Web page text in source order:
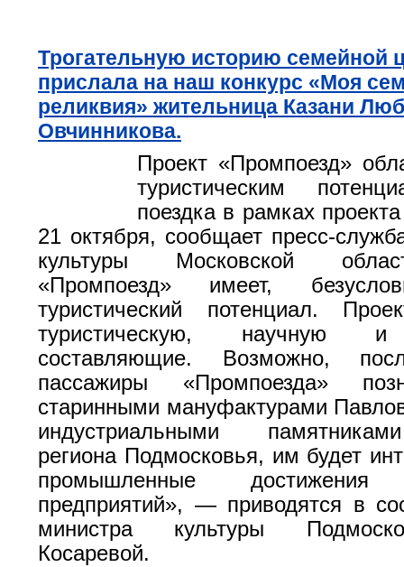
Трогательную историю семейной
прислала на наш конкурс «Моя
реликвия» жительница Казани
Овчинникова.
Проект «Промпоезд»
туристическим
поездка в рамках
21 октября, сообщает пресс-
культуры Московской
«Промпоезд» имеет,
туристический потенциал.
туристическую, научную и
составляющие. Возможно,
пассажиры «Промпоезда»
старинными мануфактурами
индустриальными
региона Подмосковья, им будет
промышленные достижения
предприятий», — приводятся в
министра культуры
Косаревой.